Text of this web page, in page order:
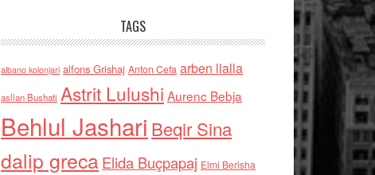
TAGS
albano kolonjari alfons Grishaj Anton Cefa arben llalla
asllan Bushati Astrit Lulushi Aurenc Bebja
Behlul Jashari Beqir Sina
dalip grecaElida Buçpapaj Elmi Berisha